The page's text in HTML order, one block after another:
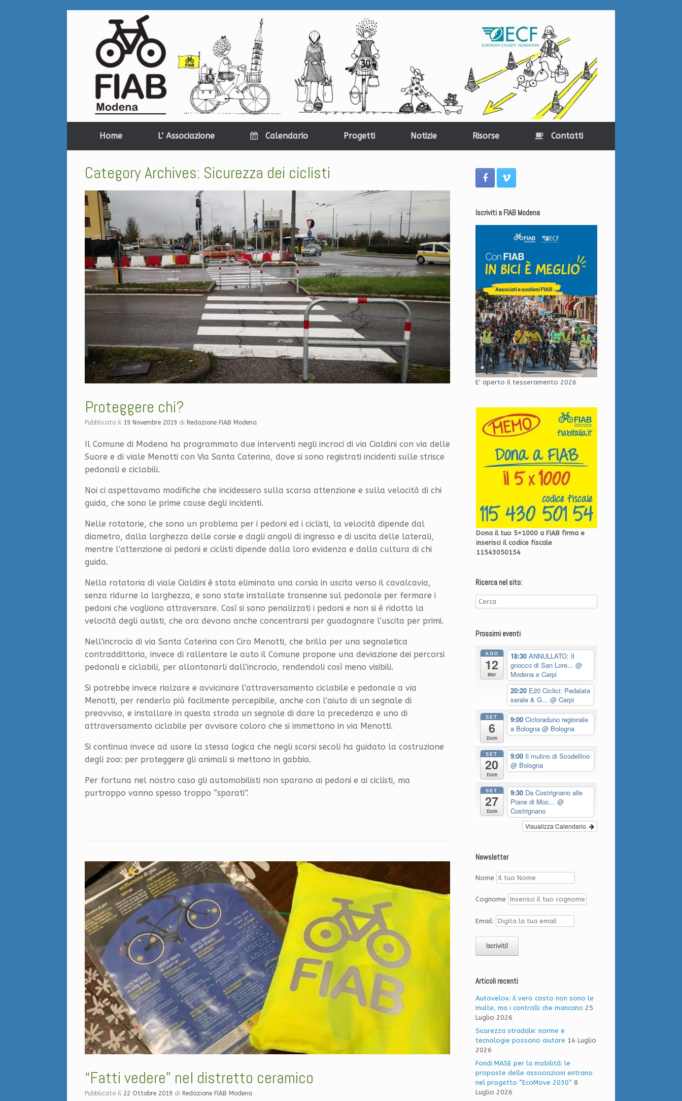
Home L’ Associazione Calendario Progetti Notizie Risorse Contatti
Category Archives: Sicurezza dei ciclisti
Proteggere chi?
Pubblicato il 19 Novembre 2019 di Redazione FIAB Modena
Il Comune di Modena ha programmato due interventi negli incroci di via Cialdini con via delle
Suore e di viale Menotti con Via Santa Caterina, dove si sono registrati incidenti sulle strisce
pedonali e ciclabili.
Noi ci aspettavamo modifiche che incidessero sulla scarsa attenzione e sulla velocità di chi
guida, che sono le prime cause degli incidenti.
Nelle rotatorie, che sono un problema per i pedoni ed i ciclisti, la velocità dipende dal
diametro, dalla larghezza delle corsie e dagli angoli di ingresso e di uscita delle laterali,
mentre l’attenzione ai pedoni e ciclisti dipende dalla loro evidenza e dalla cultura di chi
guida.
Nella rotatoria di viale Cialdini è stata eliminata una corsia in uscita verso il cavalcavia,
senza ridurne la larghezza, e sono state installate transenne sul pedonale per fermare i
pedoni che vogliono attraversare. Così si sono penalizzati i pedoni e non si è ridotta la
velocità degli autisti, che ora devono anche concentrarsi per guadagnare l’uscita per primi.
Nell’incrocio di via Santa Caterina con Ciro Menotti, che brilla per una segnaletica
contraddittoria, invece di rallentare le auto il Comune propone una deviazione dei percorsi
pedonali e ciclabili, per allontanarli dall’incrocio, rendendoli così meno visibili.
Si potrebbe invece rialzare e avvicinare l’attraversamento ciclabile e pedonale a via
Menotti, per renderlo più facilmente percepibile, anche con l’aiuto di un segnale di
preavviso, e installare in questa strada un segnale di dare la precedenza e uno di
attraversamento ciclabile per avvisare coloro che si immettono in via Menotti.
Si continua invece ad usare la stessa logica che negli scorsi secoli ha guidato la costruzione
degli zoo: per proteggere gli animali si mettono in gabbia.
Per fortuna nel nostro caso gli automobilisti non sparano ai pedoni e ai ciclisti, ma
purtroppo vanno spesso troppo “sparati”.
“Fatti vedere” nel distretto ceramico
Pubblicato il 22 Ottobre 2019 di Redazione FIAB Modena
Iscriviti a FIAB Modena
E' aperto il tesseramento 2026
Dona il tuo 5×1000 a FIAB firma e
inserisci il codice fiscale
11543050154
Ricerca nel sito:
Prossimi eventi
AGO
12
Mer
18:30 ANNULLATO: Il
gnocco di San Lore... @
Modena e Carpi
20:20 E20 Ciclici: Pedalata
serale & G... @ Carpi
SET
6
Dom
9:00 Cicloraduno regionale
a Bologna @ Bologna
SET
20
Dom
9:00 Il mulino di Scodellino
@ Bologna
SET
27
Dom
9:30 Da Costrignano alle
Piane di Moc... @
Costrignano
Visualizza Calendario.
Newsletter
Nome
Cognome
Email:
Articoli recenti
Autovelox: il vero costo non sono le
multe, ma i controlli che mancano 25
Luglio 2026
Sicurezza stradale: norme e
tecnologie possono aiutare 14 Luglio
2026
Fondi MASE per la mobilità: le
proposte delle associazioni entrano
nel progetto “EcoMove 2030” 8
Luglio 2026